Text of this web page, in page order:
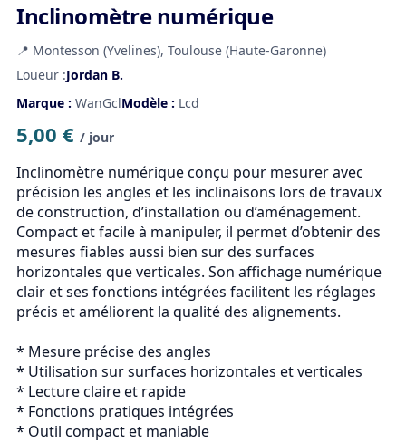
Inclinomètre numérique
📍 Montesson (Yvelines), Toulouse (Haute-Garonne)
Loueur :Jordan B.
Marque : WanGclModèle : Lcd
5,00 € / jour
Inclinomètre numérique conçu pour mesurer avec
précision les angles et les inclinaisons lors de travaux
de construction, d’installation ou d’aménagement.
Compact et facile à manipuler, il permet d’obtenir des
mesures fiables aussi bien sur des surfaces
horizontales que verticales. Son affichage numérique
clair et ses fonctions intégrées facilitent les réglages
précis et améliorent la qualité des alignements.
* Mesure précise des angles
* Utilisation sur surfaces horizontales et verticales
* Lecture claire et rapide
* Fonctions pratiques intégrées
* Outil compact et maniable